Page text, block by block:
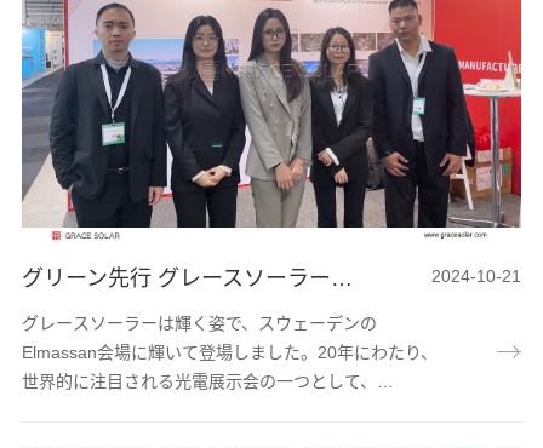
ラーはオーストラリアのAll Energy展示会に華麗に登場
しました。All Energyは南...
グリーン先行 グレースソーラーが輝くスウェーデンElmassanに登場 2024-10-21
グレースソーラーは輝く姿で、スウェーデンの
Elmassan会場に輝いて登場しました。20年にわたり、
世界的に注目される光電展示会の一つとして、